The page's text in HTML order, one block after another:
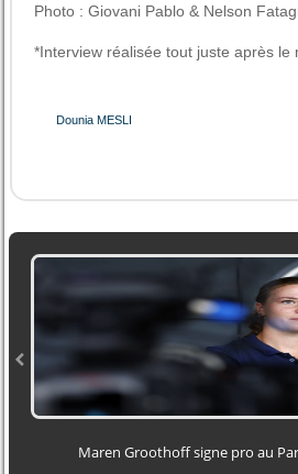
Photo : Giovani Pablo & Nelson
*Interview réalisée tout juste après le
Dounia MESLI
Maren Groothoff signe pro au